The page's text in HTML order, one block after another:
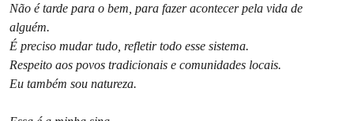
Não é tarde para o bem, para fazer acontecer pela vida de
alguém.
É preciso mudar tudo, refletir todo esse sistema.
Respeito aos povos tradicionais e comunidades locais.
Eu também sou natureza.